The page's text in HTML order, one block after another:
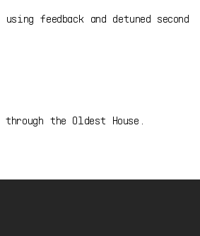
using feedback and detuned second
the Oldest House.